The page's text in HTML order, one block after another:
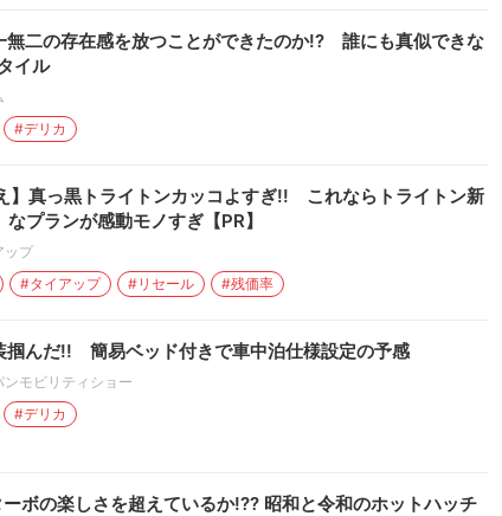
無二の存在感を放つことができたのか!? 誰にも真似できな
イル
#デリカ
】真っ黒トライトンカッコよすぎ!! これならトライトン新
プランが感動モノすぎ【PR】
ップ
#タイアップ #リセール #残価率
掴んだ!! 簡易ベッド付きで車中泊仕様設定の予感
ンモビリティショー
#デリカ
ボの楽しさを超えているか!?? 昭和と令和のホットハッチ